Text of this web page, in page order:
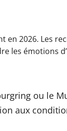
en 2026. Les
les émotions
ou le
aux